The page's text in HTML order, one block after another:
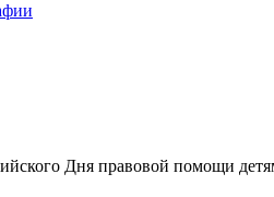
Дня правовой помощи